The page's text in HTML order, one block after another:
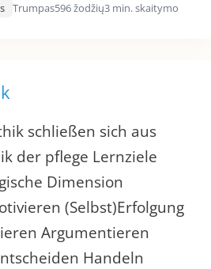
Trumpas596 žodžių3 min. skaitymo
schließen sich aus
der pflege Lernziele
Dimension
(Selbst)Erfolgung
Argumentieren
Handeln